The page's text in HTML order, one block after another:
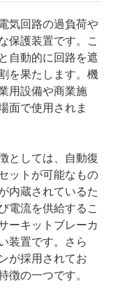
気回路の過負荷や
保護装置です。こ
自動的に回路を遮
を果たします。機
用設備や商業施
面で使用されま
としては、自動復
ットが可能なもの
内蔵されているた
電流を供給するこ
ーキットブレーカ
装置です。さら
が採用されてお
徴の一つです。